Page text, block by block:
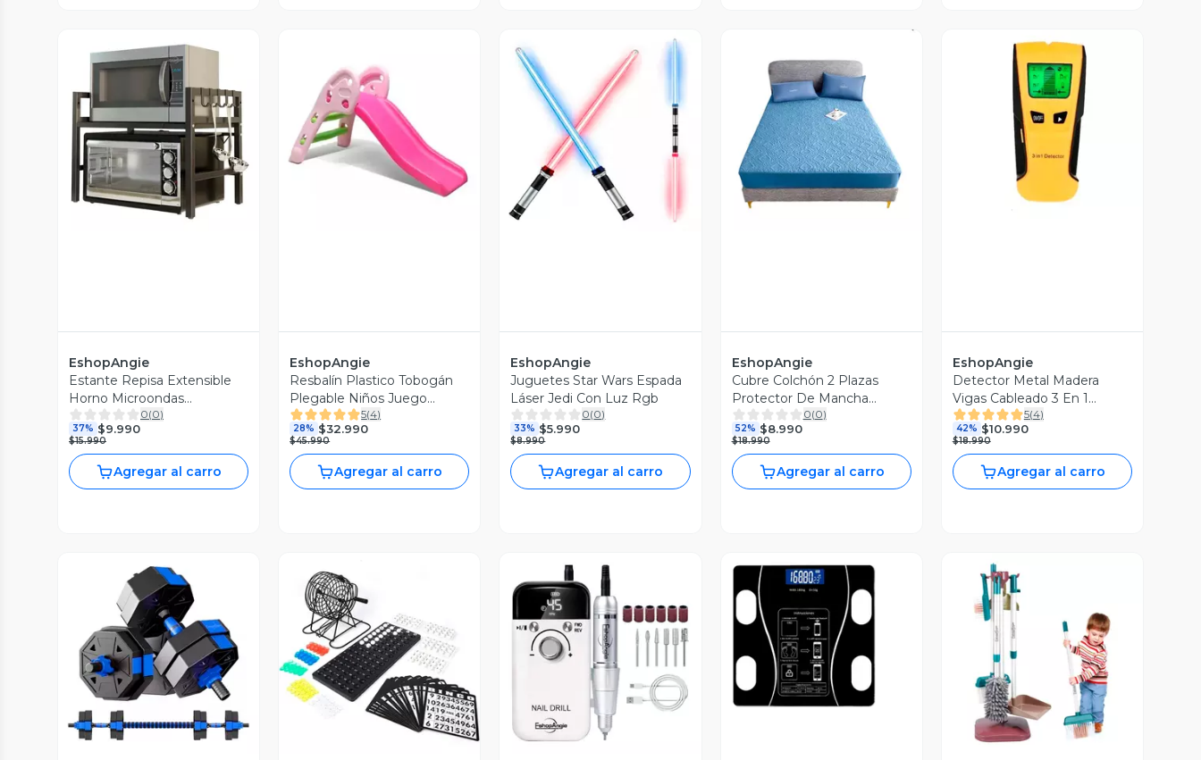
Vista Previa
EshopAngie
Estante Repisa Extensible
Horno Microondas
Organizador Rack
0(0)
37% $9.990
$15.990
Agregar al carro
Vista Previa
EshopAngie
Resbalín Plastico Tobogán
Plegable Niños Juego
Infantil
5(4)
28% $32.990
$45.990
Agregar al carro
Vista Previa
EshopAngie
Juguetes Star Wars Espada
Láser Jedi Con Luz Rgb
0(0)
33% $5.990
$8.990
Agregar al carro
Vista Previa
EshopAngie
Cubre Colchón 2 Plazas
Protector De Mancha
Impermeable
0(0)
52% $8.990
$18.990
Agregar al carro
Vista Previa
EshopAngie
Detector Metal Madera
Vigas Cableado 3 En 1
Detector Pared
5(4)
42% $10.990
$18.990
Agregar al carro
Vista Previa Vista Previa Vista Previa Vista Previa Vista Previa